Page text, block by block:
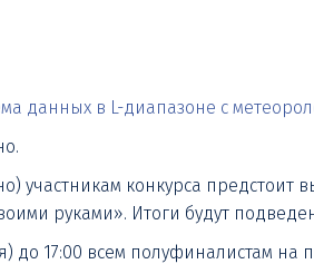
данных в L-диапазоне с
участникам конкурса предстоит
руками». Итоги будут
17:00 всем полуфиналистам на